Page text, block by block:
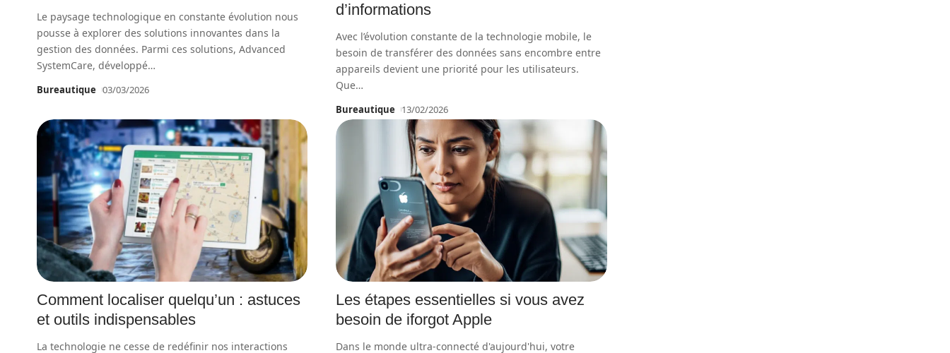
Le paysage technologique en constante évolution nous
pousse à explorer des solutions innovantes dans la
gestion des données. Parmi ces solutions, Advanced
SystemCare, développé…
Bureautique 03/03/2026
d’informations
Avec l’évolution constante de la technologie mobile, le
besoin de transférer des données sans encombre entre
appareils devient une priorité pour les utilisateurs.
Que…
Bureautique 13/02/2026
Comment localiser quelqu’un : astuces
et outils indispensables
La technologie ne cesse de redéfinir nos interactions
Les étapes essentielles si vous avez
besoin de iforgot Apple
Dans le monde ultra-connecté d'aujourd'hui, votre